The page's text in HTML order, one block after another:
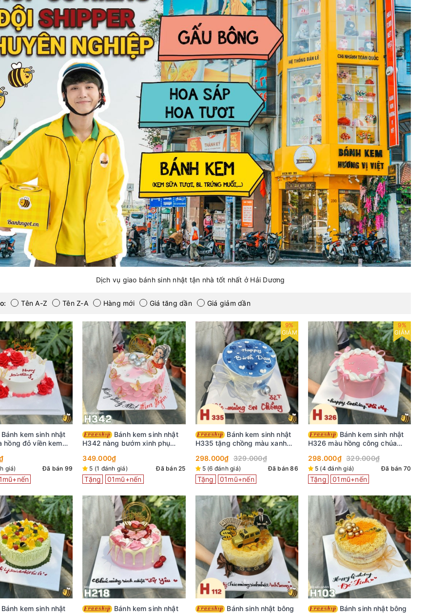
Dịch vụ giao bánh sinh nhật tận nhà tốt nhất ở Hải Dương
Tên A-Z Tên Z-A Hàng mới Giá tăng dần Giá giảm dần
hồng đỏ viền kem
giá) Đã bán 99
H342 nàng bướm xinh phụ
349.000₫
5 (1 đánh giá) Đã bán 25
Tặng 01mũ+nến
9%
GIẢM
H335 tặng chồng màu xanh
298.000₫ 329.000₫
5 (6 đánh giá) Đã bán 86
Tặng 01mũ+nến
9%
GIẢM
Bánh kem sinh nhật
H326 màu hồng công chúa
298.000₫ 329.000₫
5 (4 đánh giá) Đã bán 70
Tặng 01mũ+nến
Bánh sinh nhật bông